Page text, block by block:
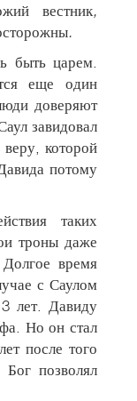
вестник,
.
быть царем.
еще один
доверяют
завидовал
которой
потому
таких
троны даже
время
с Саулом
лет. Давиду
Но он стал
после того
позволял